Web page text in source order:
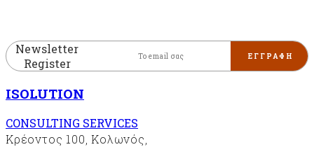
Newsletter
Register
ISOLUTION
CONSULTING SERVICES
Κρέοντος 100, Κολωνός,